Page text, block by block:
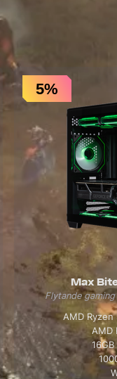
5%
Max
Flytande
AMD
AMD